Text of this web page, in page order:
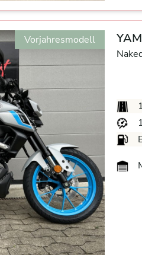
Vorjahresmodell